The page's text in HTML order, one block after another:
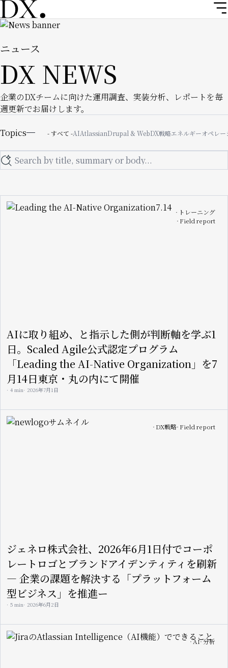
メ
イ
ン
ン
テ
に
移
ニュース
DX NEWS
企業のDXチームに向けた運用調査、実装分析、レポートを毎
週更新でお届けします。
Image
Topics - すべて -AIAtlassianDrupal & WebDX戦略エネルギーオペレー
Search
Image
トレーニング
Field report
AIに取り組め、と指示した側が判断軸を学ぶ1
日。Scaled Agile公式認定プログラム
「Leading the AI-Native Organization」を7
月14日東京・丸の内にて開催
4 min 2026年7月1日
Image DX戦略 Field report
ジェネロ株式会社、2026年6月1日付でコーポ
レートロゴとブランドアイデンティティを刷新
— 企業の課題を解決する「プラットフォーム
型ビジネス」を推進ー
5 min 2026年6月2日
Image AI 分析